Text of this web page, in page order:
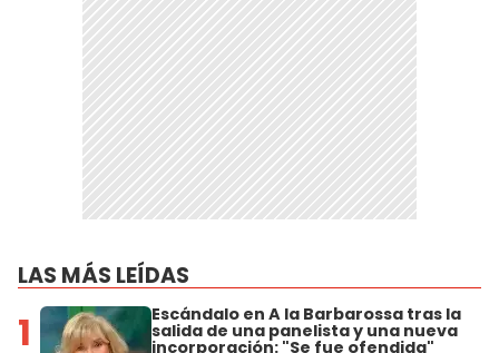
LAS MÁS LEÍDAS
1 Escándalo en A la Barbarossa tras la
salida de una panelista y una nueva
incorporación: "Se fue ofendida"